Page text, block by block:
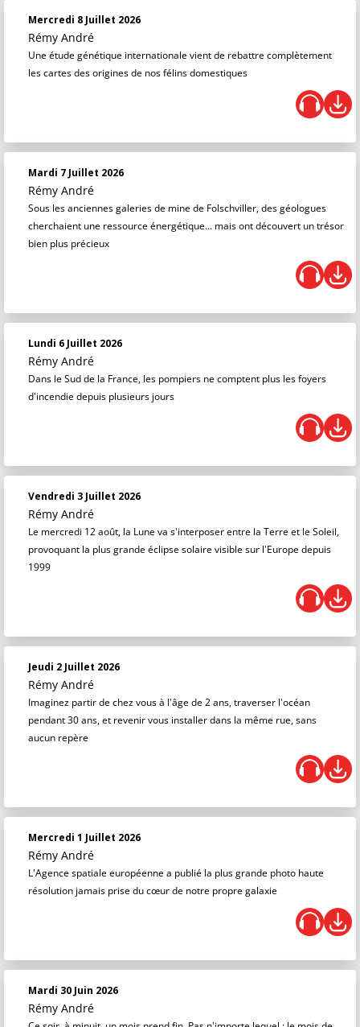
Mercredi 8 Juillet 2026
Rémy André
Une étude génétique internationale vient de rebattre complètement
les cartes des origines de nos félins domestiques
Mardi 7 Juillet 2026
Rémy André
Sous les anciennes galeries de mine de Folschviller, des géologues
cherchaient une ressource énergétique... mais ont découvert un trésor
bien plus précieux
Lundi 6 Juillet 2026
Rémy André
Dans le Sud de la France, les pompiers ne comptent plus les foyers
d'incendie depuis plusieurs jours
Vendredi 3 Juillet 2026
Rémy André
Le mercredi 12 août, la Lune va s'interposer entre la Terre et le Soleil,
provoquant la plus grande éclipse solaire visible sur l'Europe depuis
1999
Jeudi 2 Juillet 2026
Rémy André
Imaginez partir de chez vous à l'âge de 2 ans, traverser l'océan
pendant 30 ans, et revenir vous installer dans la même rue, sans
aucun repère
Mercredi 1 Juillet 2026
Rémy André
L'Agence spatiale européenne a publié la plus grande photo haute
résolution jamais prise du cœur de notre propre galaxie
Mardi 30 Juin 2026
Rémy André